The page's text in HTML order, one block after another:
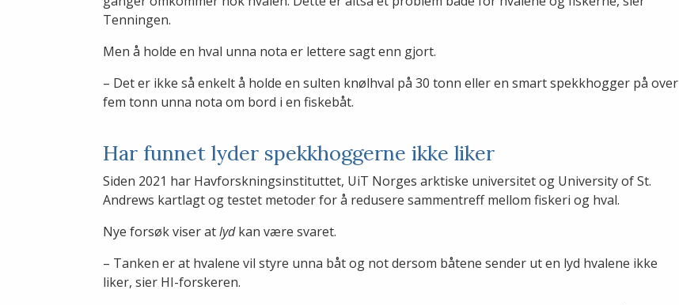
Tenningen.
Men å holde en hval unna nota er lettere sagt enn gjort.
– Det er ikke så enkelt å holde en sulten knølhval på 30 tonn eller en smart spekkhogger på over
fem tonn unna nota om bord i en fiskebåt.
Har funnet lyder spekkhoggerne ikke liker
Siden 2021 har Havforskningsinstituttet, UiT Norges arktiske universitet og University of St.
Andrews kartlagt og testet metoder for å redusere sammentreff mellom fiskeri og hval.
Nye forsøk viser atlydkan være svaret.
– Tanken er at hvalene vil styre unna båt og not dersom båtene sender ut en lyd hvalene ikke
liker, sier HI-forskeren.